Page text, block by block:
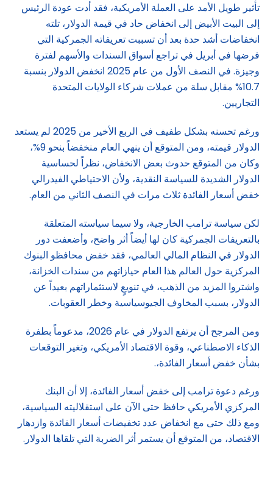
تأثير طويل الأمد على العملة الأمريكية، فقد أدت عودة الرئيس
إلى البيت الأبيض إلى انخفاض حاد في قيمة الدولار، تلته
انخفاضات أشد حدة بعد أن تسببت تعريفاته الجمركية التي
فرضها في أبريل في تراجع أسواق السندات والأسهم لفترة
وجيزة. في النصف الأول من عام 2025 انخفض الدولار بنسبة
10.7% مقابل سلة من عملات شركاء الولايات المتحدة
التجاريين.
ورغم تحسنه بشكل طفيف في الربع الأخير من 2025 لم يستعد
الدولار قيمته، ومن المتوقع أن ينهي العام منخفضاً بنحو 9%،
وكان من المتوقع حدوث بعض الانخفاض، نظراً لحساسية
الدولار الشديدة للسياسة النقدية، ولأن الاحتياطي الفيدرالي
خفض أسعار الفائدة ثلاث مرات في النصف الثاني من العام.
لكن سياسة ترامب الخارجية، ولا سيما سياسته المتعلقة
بالتعريفات الجمركية كان لها أيضاً أثر واضح، وأضعفت دور
الدولار في النظام المالي العالمي، فقد خفض محافظو البنوك
المركزية حول العالم هذا العام حيازاتهم من سندات الخزانة،
واشتروا المزيد من الذهب، في تنويعٍ لاستثماراتهم بعيداً عن
الدولار، بسبب المخاوف الجيوسياسية وخطر العقوبات.
ومن المرجح أن يرتفع الدولار في عام 2026، مدعوماً بطفرة
الذكاء الاصطناعي، وقوة الاقتصاد الأمريكي، وتغير التوقعات
بشأن خفض أسعار الفائدة،.
ورغم دعوة ترامب إلى خفض أسعار الفائدة، إلا أن البنك
المركزي الأمريكي حافظ حتى الآن على استقلاليته السياسية،
ومع ذلك حتى مع انخفاض عدد تخفيضات أسعار الفائدة وازدهار
الاقتصاد، من المتوقع أن يستمر أثر الضربة التي تلقاها الدولار.